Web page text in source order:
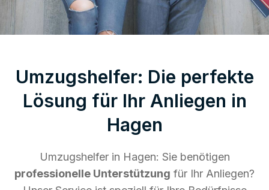
Umzugshelfer: Die perfekte
Lösung für Ihr Anliegen in
Hagen
Umzugshelfer in Hagen: Sie benötigen
professionelle Unterstützung für Ihr Anliegen?